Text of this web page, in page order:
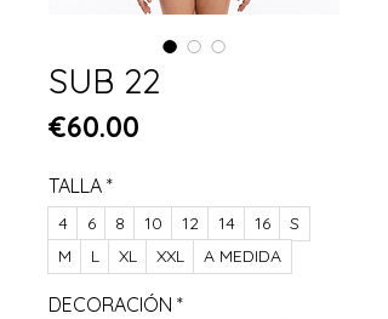
SUB 22
€60.00
TALLA *
4 6 8 10 12 14 16
S
M
L XL XXL A MEDIDA
DECORACIÓN *